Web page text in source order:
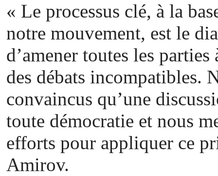
« Le processus clé, à la
notre mouvement, est le
d’amener toutes les
des débats incompatibles.
convaincus qu’une
toute démocratie et nous
efforts pour appliquer ce
Amirov.